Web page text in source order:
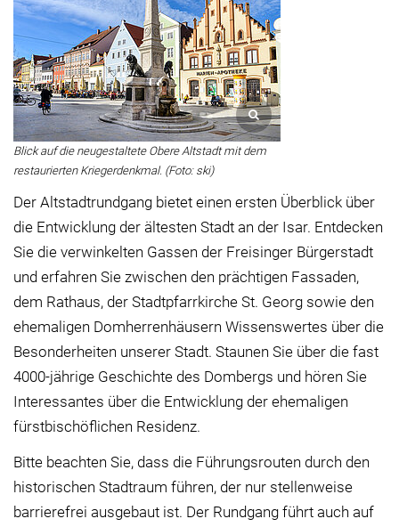
Blick auf die neugestaltete Obere Altstadt mit dem
restaurierten Kriegerdenkmal. (Foto: ski)
Der Altstadtrundgang bietet einen ersten Überblick über
die Entwicklung der ältesten Stadt an der Isar. Entdecken
Sie die verwinkelten Gassen der Freisinger Bürgerstadt
und erfahren Sie zwischen den prächtigen Fassaden,
dem Rathaus, der Stadtpfarrkirche St. Georg sowie den
ehemaligen Domherrenhäusern Wissenswertes über die
Besonderheiten unserer Stadt. Staunen Sie über die fast
4000-jährige Geschichte des Dombergs und hören Sie
Interessantes über die Entwicklung der ehemaligen
fürstbischöflichen Residenz.
Bitte beachten Sie, dass die Führungsrouten durch den
historischen Stadtraum führen, der nur stellenweise
barrierefrei ausgebaut ist. Der Rundgang führt auch auf